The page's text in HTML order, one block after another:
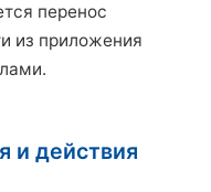
перенос
из приложения
и действия